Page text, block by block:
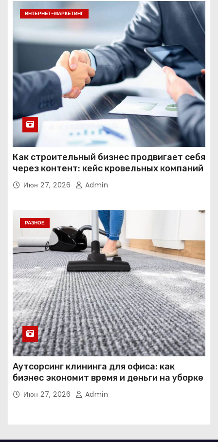
ИНТЕРНЕТ-МАРКЕТИНГ
Как строительный бизнес продвигает себя
через контент: кейс кровельных компаний
Июн 27, 2026 Admin
РАЗНОЕ
Аутсорсинг клининга для офиса: как
бизнес экономит время и деньги на уборке
Июн 27, 2026 Admin